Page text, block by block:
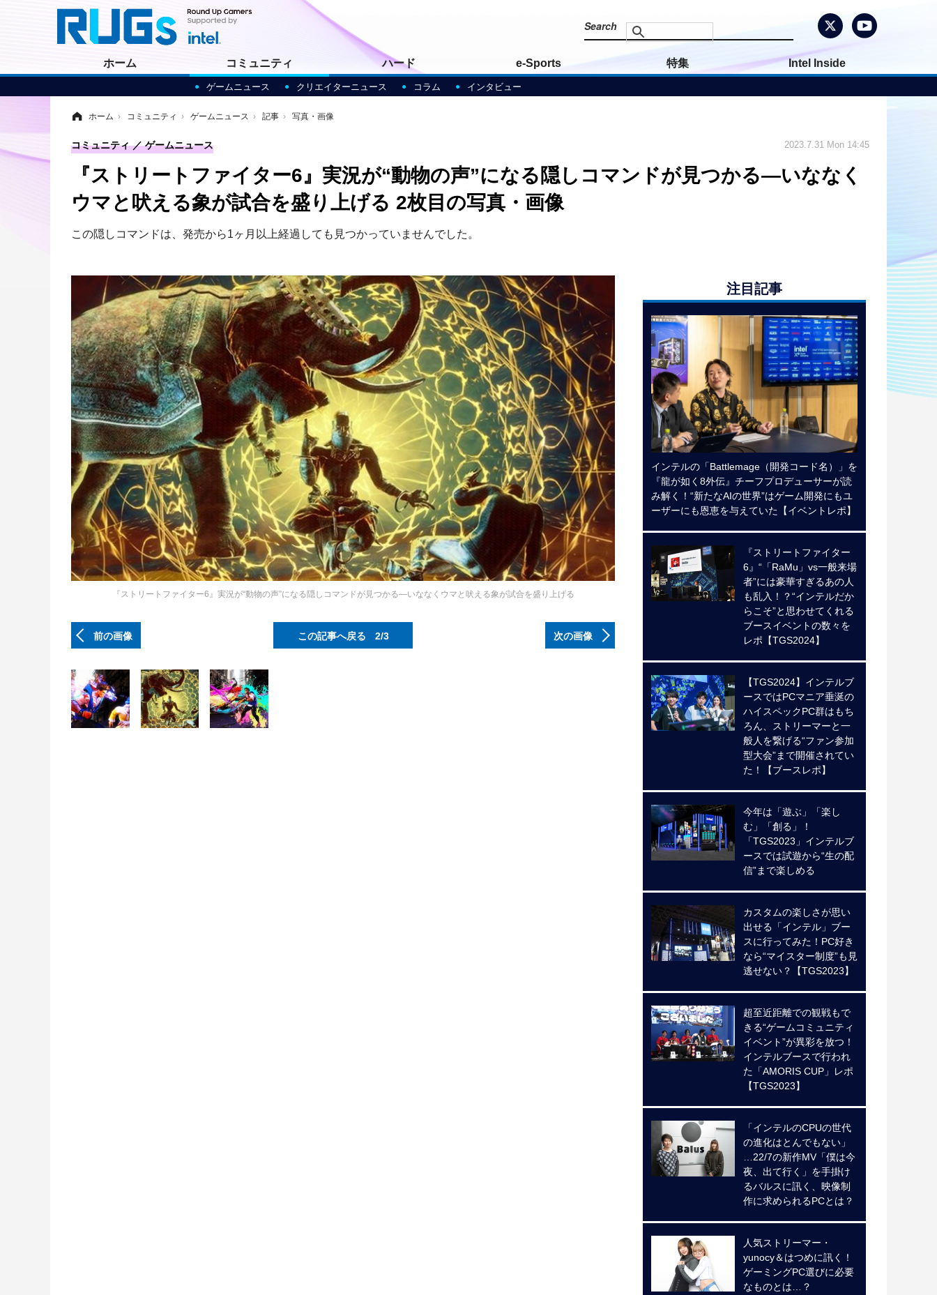
ホーム コミュニティ
ゲームニュース クリエイターニュース コラム インタビュー
ハード e-Sports 特集 Intel Inside
ホーム › コミュニティ › ゲームニュース › 記事 › 写真・画像
『ストリートファイター6』実況が“動物の声”になる隠しコマンドが見つかる―いななく
ウマと吠える象が試合を盛り上げる 2枚目の写真・画像
この隠しコマンドは、発売から1ヶ月以上経過しても見つかっていませんでした。
コミュニティ ゲームニュース 2023.7.31 Mon 14:45
『ストリートファイター6』実況が“動物の声”になる隠しコマンドが見つかる―いななくウマと吠える象が試合を盛り上げる
前の画像 次の画像
この記事へ戻る 2/3
注目記事
インテルの「Battlemage（開発コード名）」を
『龍が如く8外伝』チーフプロデューサーが読
み解く！“新たなAIの世界”はゲーム開発にもユ
ーザーにも恩恵を与えていた【イベントレポ】
『ストリートファイター
6』“「RaMu」vs一般来場
者”には豪華すぎるあの人
も乱入！？“インテルだか
らこそ”と思わせてくれる
ブースイベントの数々を
レポ【TGS2024】
【TGS2024】インテルブ
ースではPCマニア垂涎の
ハイスペックPC群はもち
ろん、ストリーマーと一
般人を繋げる“ファン参加
型大会”まで開催されてい
た！【ブースレポ】
今年は「遊ぶ」「楽し
む」「創る」！
「TGS2023」インテルブ
ースでは試遊から“生の配
信”まで楽しめる
カスタムの楽しさが思い
出せる「インテル」ブー
スに行ってみた！PC好き
なら“マイスター制度”も見
逃せない？【TGS2023】
超至近距離での観戦もで
きる“ゲームコミュニティ
イベント”が異彩を放つ！
インテルブースで行われ
た「AMORIS CUP」レポ
【TGS2023】
「インテルのCPUの世代
の進化はとんでもない」
…22/7の新作MV「僕は今
夜、出て行く」を手掛け
るバルスに訊く、映像制
作に求められるPCとは？
人気ストリーマー・
yunocy＆はつめに訊く！
ゲーミングPC選びに必要
なものとは…？